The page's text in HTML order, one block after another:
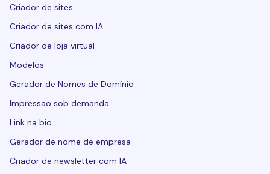
Criador de sites
Criador de sites com IA
Criador de loja virtual
Modelos
Gerador de Nomes de Domínio
Impressão sob demanda
Link na bio
Gerador de nome de empresa
Criador de newsletter com IA